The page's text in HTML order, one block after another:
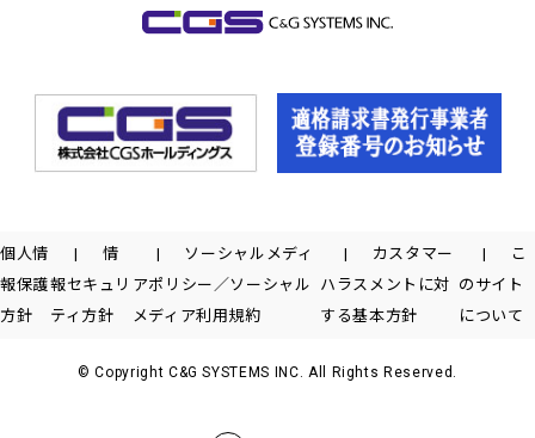
個人情
報保護
方針
情
報セキュリ
ティ方針
ソーシャルメディ
アポリシー／ソーシャル
メディア利用規約
カスタマー
ハラスメントに対
する基本方針
こ
のサイト
について
© Copyright C&G SYSTEMS INC. All Rights Reserved.